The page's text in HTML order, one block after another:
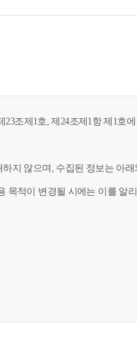
조제1호, 제24조제1항 제1호
지 않으며, 수집된 정보는 아
목적이 변경될 시에는 이를 알